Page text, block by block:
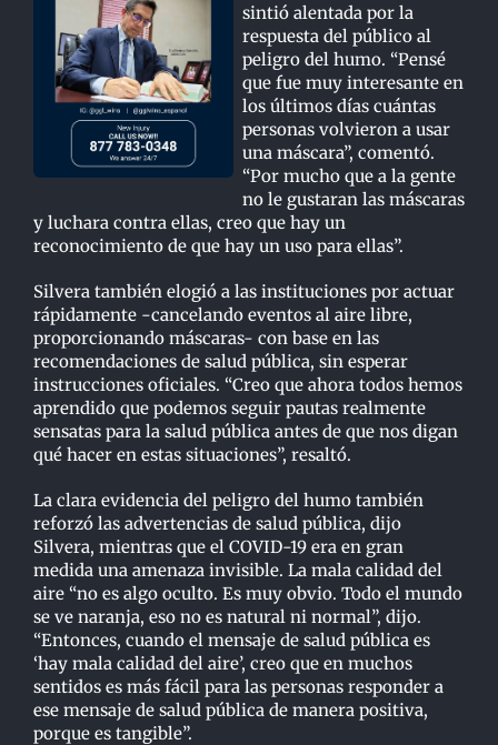
sintió alentada por la
respuesta del público al
peligro del humo. “Pensé
que fue muy interesante en
los últimos días cuántas
personas volvieron a usar
una máscara”, comentó.
“Por mucho que a la gente
no le gustaran las máscaras
y luchara contra ellas, creo que hay un
reconocimiento de que hay un uso para ellas”.
Silvera también elogió a las instituciones por actuar
rápidamente -cancelando eventos al aire libre,
proporcionando máscaras- con base en las
recomendaciones de salud pública, sin esperar
instrucciones oficiales. “Creo que ahora todos hemos
aprendido que podemos seguir pautas realmente
sensatas para la salud pública antes de que nos digan
qué hacer en estas situaciones”, resaltó.
La clara evidencia del peligro del humo también
reforzó las advertencias de salud pública, dijo
Silvera, mientras que el COVID-19 era en gran
medida una amenaza invisible. La mala calidad del
aire “no es algo oculto. Es muy obvio. Todo el mundo
se ve naranja, eso no es natural ni normal”, dijo.
“Entonces, cuando el mensaje de salud pública es
‘hay mala calidad del aire’, creo que en muchos
sentidos es más fácil para las personas responder a
ese mensaje de salud pública de manera positiva,
porque es tangible”.